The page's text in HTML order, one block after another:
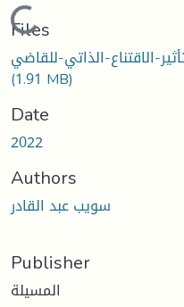
Loading...
Files
(1.91 MB)
Date
2022
Authors
سويب عبد القادر
Publisher
المسيلة